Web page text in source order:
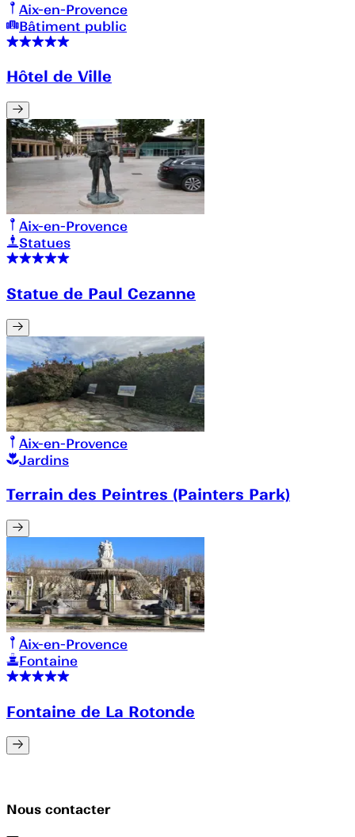
Aix-en-Provence
Bâtiment public
Hôtel de Ville
Aix-en-Provence
Statues
Statue de Paul Cezanne
Aix-en-Provence
Jardins
Terrain des Peintres (Painters Park)
Aix-en-Provence
Fontaine
Fontaine de La Rotonde
Nous contacter